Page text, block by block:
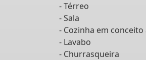
- Térreo
- Sala
- Cozinha em
- Lavabo
- Churrasqueira